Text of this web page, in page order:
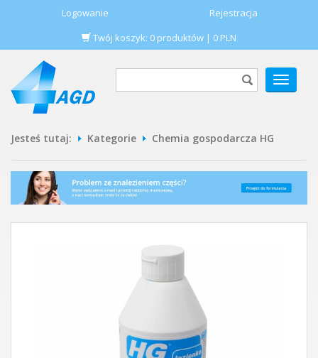
Logowanie
Rejestracja
Twój koszyk: 0 produktów | 0 PLN
POKAŻ
MENU
Jesteś tutaj: Kategorie Chemia gospodarcza HG